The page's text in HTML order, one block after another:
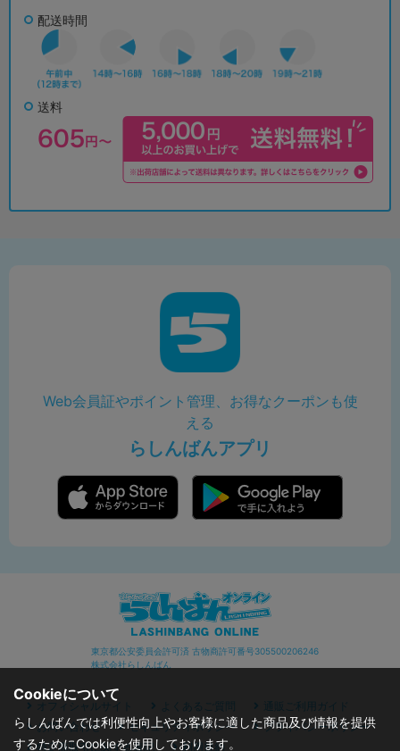
配送時間
送料
Web会員証やポイント管理、お得なクーポンも使
える
らしんばんアプリ
東京都公安委員会許可済 古物商許可番号305500206246
株式会社らしんばん
オフィシャルサイト よくあるご質問
通販ご利用ガイド
お問い合わせ
セキュリティポリシー
プライバシーポリシー
特定商取引に関する表記
利用規約
Cookieについて
らしんばんでは利便性向上やお客様に適した商品及び情報を提供
するためにCookieを使用しております。